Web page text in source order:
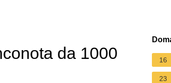
da 1000
16
23